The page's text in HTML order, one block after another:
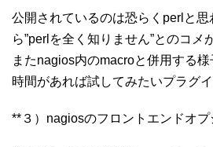
公開されているのは恐らくperlと
ら”perlを全く知りません”とのコメ
またnagios内のmacroと併用する様
時間があれば試してみたいプラグイ
**３）nagiosのフロントエンドオ